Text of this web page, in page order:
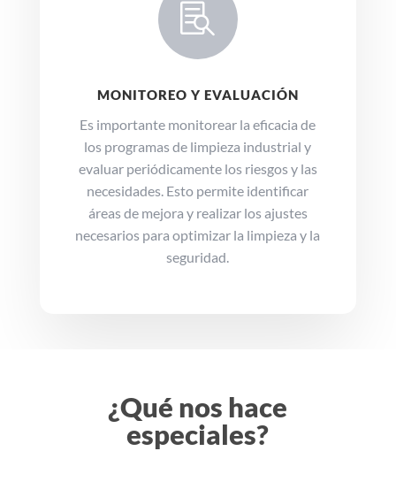

MONITOREO Y EVALUACIÓN
Es importante monitorear la eficacia de
los programas de limpieza industrial y
evaluar periódicamente los riesgos y las
necesidades. Esto permite identificar
áreas de mejora y realizar los ajustes
necesarios para optimizar la limpieza y la
seguridad.
¿Qué nos hace
especiales?